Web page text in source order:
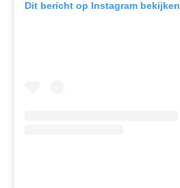
Dit bericht op Instagram bekijken